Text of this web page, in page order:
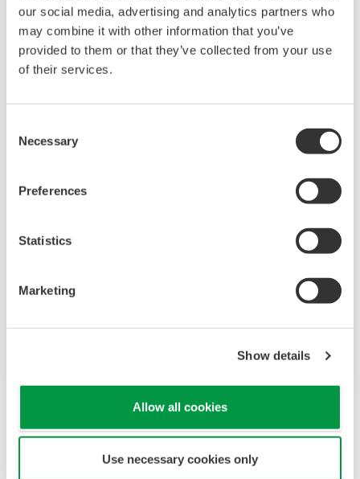
our social media, advertising and analytics partners who
may combine it with other information that you’ve
provided to them or that they’ve collected from your use
of their services.
Selection
Necessary
Preferences
Statistics
Marketing
Show details
Allow all cookies
Use necessary cookies only
DPharp-Sortiment von Yokogawa. DPharp EJX-
Messumformer verfügen über eine neue Multi-
Sensing-Technologie der nächsten Generation,
welche nahezu die höchste Leistung und
Präzision auf dem Markt bietet.
EJA210E
EJXC40A (DRS)
EJA130E